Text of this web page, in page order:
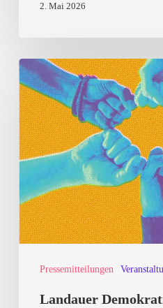
2. Mai 2026
Pressemitteilungen
Landauer
Demokratiefest
2026:
Informieren,
Mitreden,
Mitgestalten
Landauer